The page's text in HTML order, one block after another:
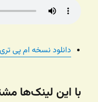
دانلود نسخه ام پی تری
با این لینک‌ها